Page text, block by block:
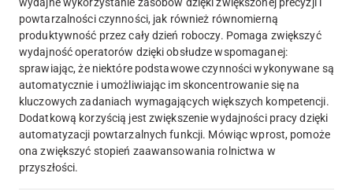
powtarzalności czynności, jak również równomierną
produktywność przez cały dzień roboczy. Pomaga zwiększyć
wydajność operatorów dzięki obsłudze wspomaganej:
sprawiając, że niektóre podstawowe czynności wykonywane są
automatycznie i umożliwiając im skoncentrowanie się na
kluczowych zadaniach wymagających większych kompetencji.
Dodatkową korzyścią jest zwiększenie wydajności pracy dzięki
automatyzacji powtarzalnych funkcji. Mówiąc wprost, pomoże
ona zwiększyć stopień zaawansowania rolnictwa w
przyszłości.